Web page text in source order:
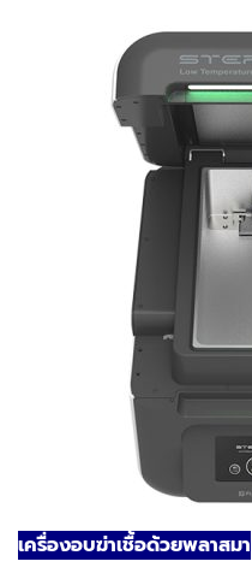
เครื่องอบฆ่าเชื้อด้วยพลาสมา